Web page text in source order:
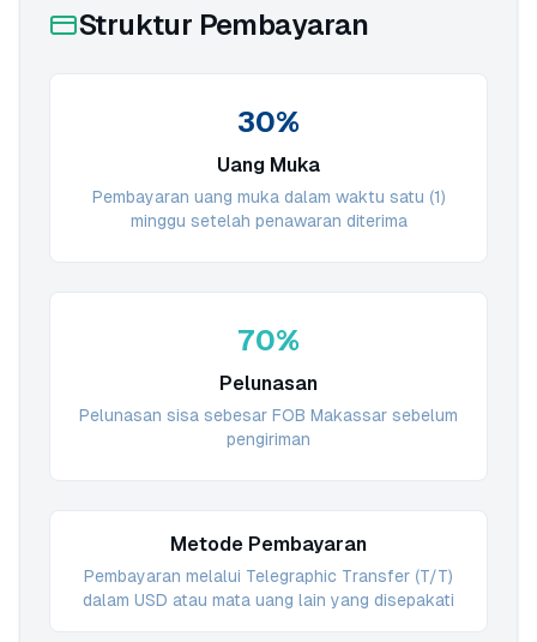
Struktur Pembayaran
30%
Uang Muka
Pembayaran uang muka dalam waktu satu (1)
minggu setelah penawaran diterima
70%
Pelunasan
Pelunasan sisa sebesar FOB Makassar sebelum
pengiriman
Metode Pembayaran
Pembayaran melalui Telegraphic Transfer (T/T)
dalam USD atau mata uang lain yang disepakati